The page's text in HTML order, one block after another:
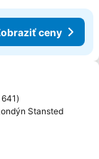
ceny
641
Stansted